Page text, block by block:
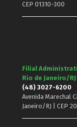
CEP 01310-300
Filial
Rio de Janeiro/RJ
(48) 3027-6200
Avenida Marechal
Janeiro/RJ | CEP